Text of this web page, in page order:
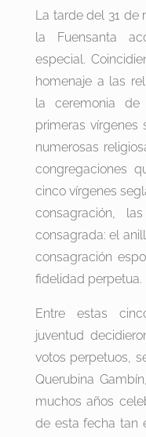
La tarde del 31 de
la Fuensanta
especial.
homenaje a las
la ceremonia
primeras vírgenes
numerosas
congregaciones
cinco vírgenes
consagración,
consagrada: el
consagración
fidelidad perpetua.
Entre estas
juventud
votos perpetuos,
Querubina
muchos años
de esta fecha tan